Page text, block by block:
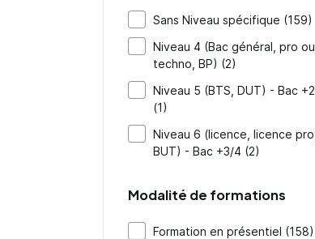
Sans Niveau spécifique (159)
Niveau 4 (Bac général, pro ou
techno, BP) (2)
Niveau 5 (BTS, DUT) - Bac +2
(1)
Niveau 6 (licence, licence pro,
BUT) - Bac +3/4 (2)
Modalité de formations
Formation en présentiel (158)